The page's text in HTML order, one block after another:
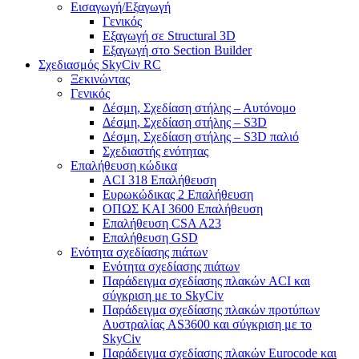
Εισαγωγή/Εξαγωγή
Γενικός
Εξαγωγή σε Structural 3D
Εξαγωγή στο Section Builder
Σχεδιασμός SkyCiv RC
Ξεκινώντας
Γενικός
Δέσμη, Σχεδίαση στήλης – Αυτόνομο
Δέσμη, Σχεδίαση στήλης – S3D
Δέσμη, Σχεδίαση στήλης – S3D παλιό
Σχεδιαστής ενότητας
Επαλήθευση κώδικα
ACI 318 Επαλήθευση
Ευρωκώδικας 2 Επαλήθευση
ΟΠΩΣ ΚΑΙ 3600 Επαλήθευση
Επαλήθευση CSA A23
Επαλήθευση GSD
Ενότητα σχεδίασης πιάτων
Ενότητα σχεδίασης πιάτων
Παράδειγμα σχεδίασης πλακών ACI και
σύγκριση με το SkyCiv
Παράδειγμα σχεδίασης πλακών προτύπων
Αυστραλίας AS3600 και σύγκριση με το
SkyCiv
Παράδειγμα σχεδίασης πλακών Eurocode και